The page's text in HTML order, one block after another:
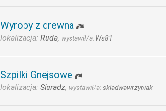
Wyroby z drewna
lokalizacja: Ruda, wystawił/a: Ws81
Szpilki Gnejsowe
lokalizacja: Sieradz, wystawił/a:skladwawrzyniak